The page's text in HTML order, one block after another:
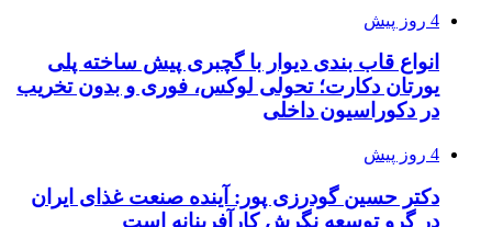
4 روز پیش
انواع قاب بندی دیوار با گچبری پیش ساخته پلی
یورتان دکارت؛ تحولی لوکس، فوری و بدون تخریب
در دکوراسیون داخلی
4 روز پیش
دکتر حسین گودرزی پور: آینده صنعت غذای ایران
در گرو توسعه نگرش کارآفرینانه است